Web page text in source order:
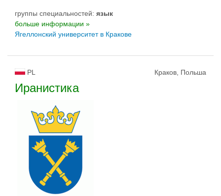
группы специальностей: язык
больше информации »
Ягеллонский университет в Кракове
PL Краков, Польша
Иранистика